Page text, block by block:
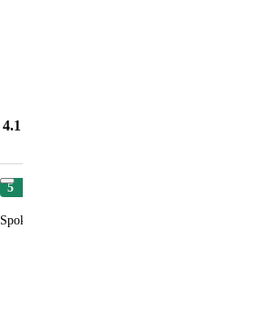
4.1
5
Spokojnosť, určite zopakujem.